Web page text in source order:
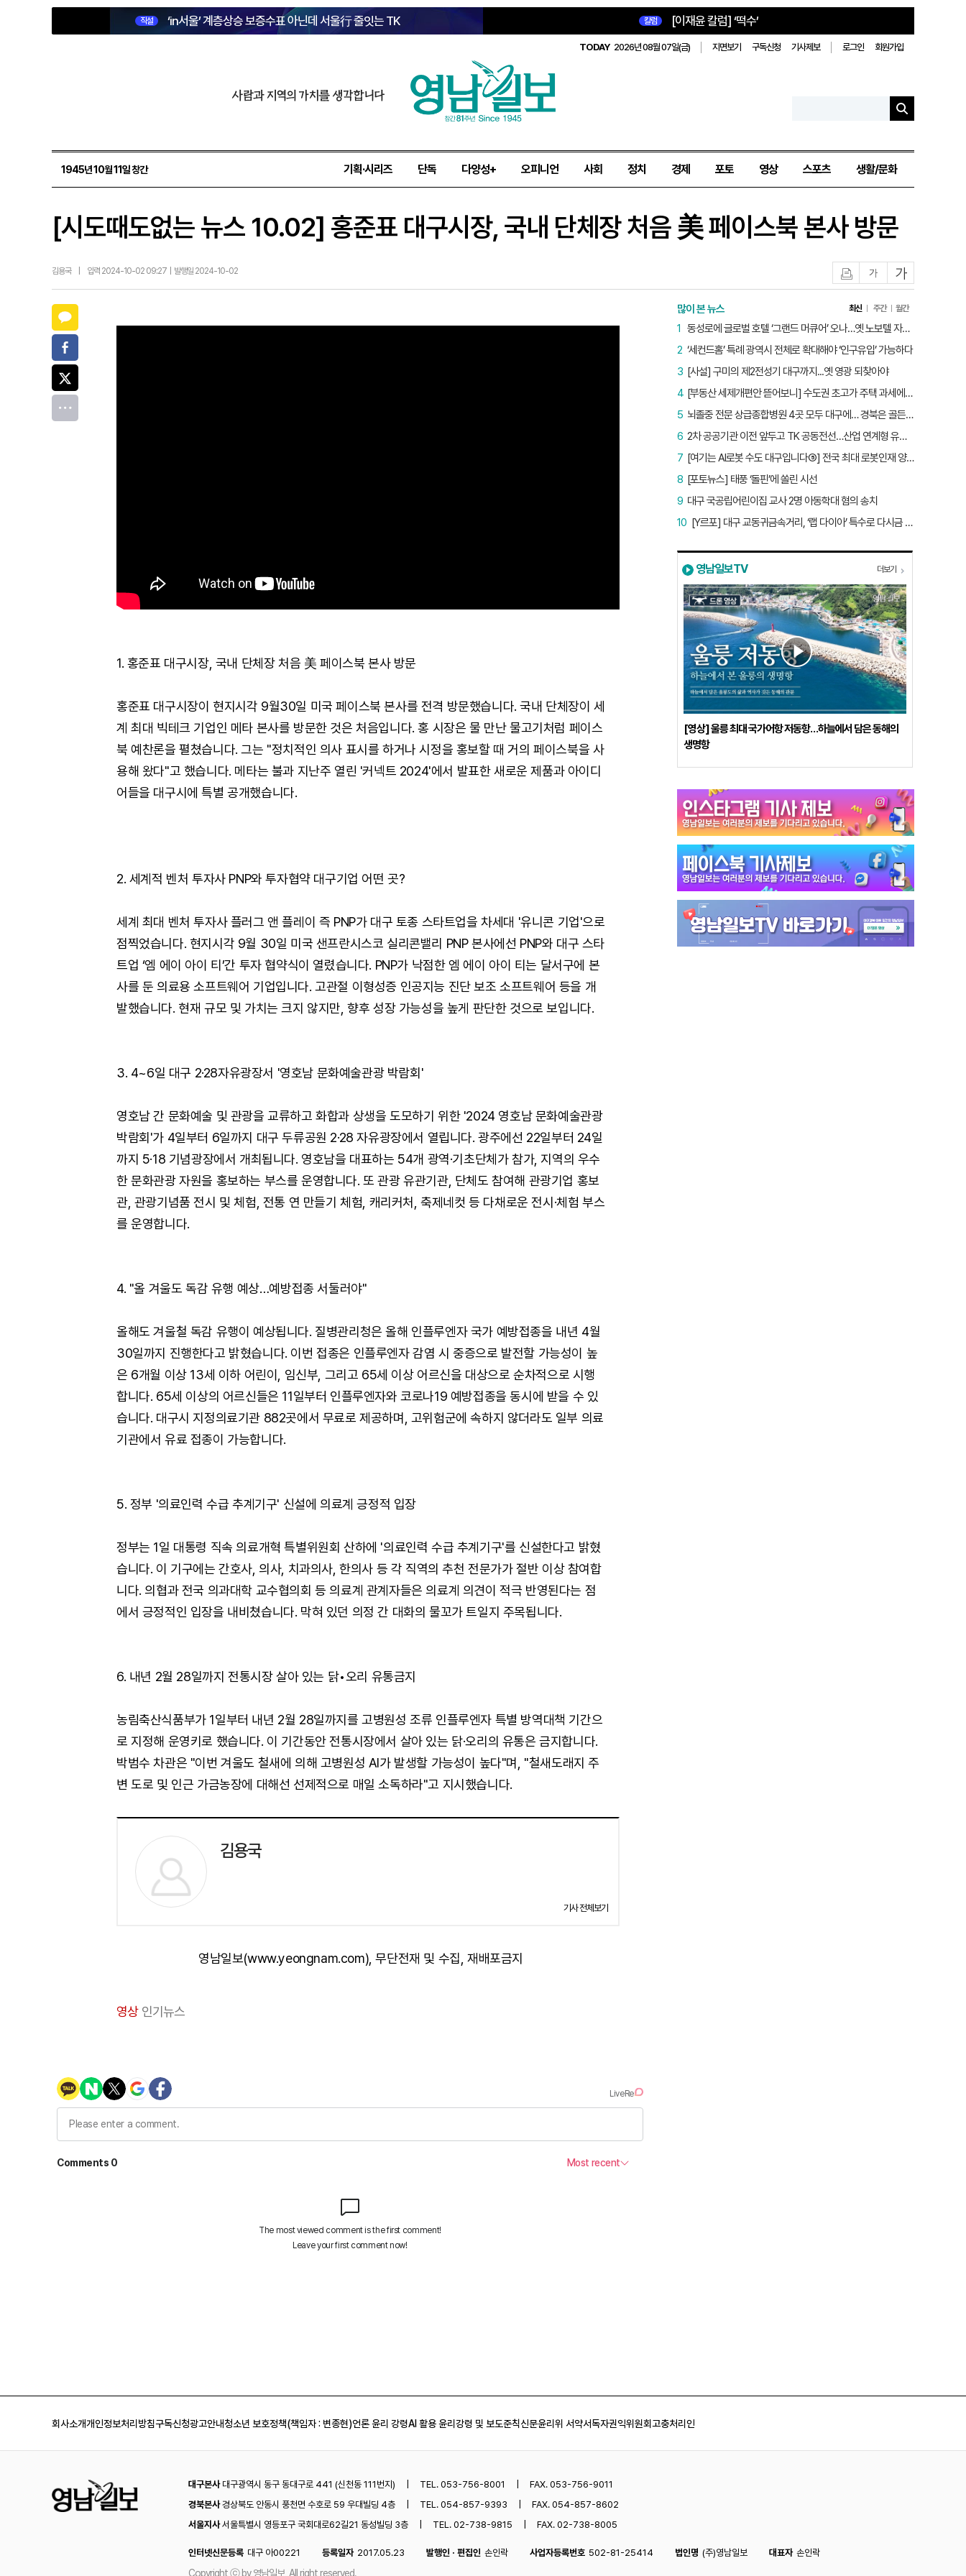
직설 ‘in서울’ 계층상승 보증수표 아닌데 서울行 줄잇는 TK 칼럼 [이재윤 칼럼] ‘떡수’
TODAY 2026년 08월 07일(금) 지면보기 구독신청 기사제보 로그인 회원가입
사람과 지역의 가치를 생각합니다
1945년 10월 11일 창간 기획·시리즈 단독 다양성+ 오피니언 사회 정치 경제 포토 영상 스포츠 생활/문화
[시도때도없는 뉴스 10.02] 홍준표 대구시장, 국내 단체장 처음 美 페이스북 본사 방문
김용국 입력 2024-10-02 09:27 | 발행일 2024-10-02 글자작게글자크게
1. 홍준표 대구시장, 국내 단체장 처음 美 페이스북 본사 방문
홍준표 대구시장이 현지시각 9월30일 미국 페이스북 본사를 전격 방문했습니다. 국내 단체장이 세
계 최대 빅테크 기업인 메타 본사를 방문한 것은 처음입니다. 홍 시장은 물 만난 물고기처럼 페이스
북 예찬론을 펼쳤습니다. 그는 "정치적인 의사 표시를 하거나 시정을 홍보할 때 거의 페이스북을 사
용해 왔다"고 했습니다. 메타는 불과 지난주 열린 '커넥트 2024'에서 발표한 새로운 제품과 아이디
어들을 대구시에 특별 공개했습니다.
2. 세계적 벤처 투자사 PNP와 투자협약 대구기업 어떤 곳?
세계 최대 벤처 투자사 플러그 앤 플레이 즉 PNP가 대구 토종 스타트업을 차세대 '유니콘 기업'으로
점찍었습니다. 현지시각 9월 30일 미국 샌프란시스코 실리콘밸리 PNP 본사에선 PNP와 대구 스타
트업 ‘엠 에이 아이 티’간 투자 협약식이 열렸습니다. PNP가 낙점한 엠 에이 아이 티는 달서구에 본
사를 둔 의료용 소프트웨어 기업입니다. 고관절 이형성증 인공지능 진단 보조 소프트웨어 등을 개
발했습니다. 현재 규모 및 가치는 크지 않지만, 향후 성장 가능성을 높게 판단한 것으로 보입니다.
3. 4~6일 대구 2·28자유광장서 '영호남 문화예술관광 박람회'
영호남 간 문화예술 및 관광을 교류하고 화합과 상생을 도모하기 위한 '2024 영호남 문화예술관광
박람회'가 4일부터 6일까지 대구 두류공원 2·28 자유광장에서 열립니다. 광주에선 22일부터 24일
까지 5·18 기념광장에서 개최됩니다. 영호남을 대표하는 54개 광역·기초단체가 참가, 지역의 우수
한 문화관광 자원을 홍보하는 부스를 운영합니다. 또 관광 유관기관, 단체도 참여해 관광기업 홍보
관, 관광기념품 전시 및 체험, 전통 연 만들기 체험, 캐리커처, 축제네컷 등 다채로운 전시·체험 부스
를 운영합니다.
4. "올 겨울도 독감 유행 예상…예방접종 서둘러야"
올해도 겨울철 독감 유행이 예상됩니다. 질병관리청은 올해 인플루엔자 국가 예방접종을 내년 4월
30일까지 진행한다고 밝혔습니다. 이번 접종은 인플루엔자 감염 시 중증으로 발전할 가능성이 높
은 6개월 이상 13세 이하 어린이, 임신부, 그리고 65세 이상 어르신을 대상으로 순차적으로 시행
합니다. 65세 이상의 어르신들은 11일부터 인플루엔자와 코로나19 예방접종을 동시에 받을 수 있
습니다. 대구시 지정의료기관 882곳에서 무료로 제공하며, 고위험군에 속하지 않더라도 일부 의료
기관에서 유료 접종이 가능합니다.
5. 정부 '의료인력 수급 추계기구' 신설에 의료계 긍정적 입장
정부는 1일 대통령 직속 의료개혁 특별위원회 산하에 '의료인력 수급 추계기구'를 신설한다고 밝혔
습니다. 이 기구에는 간호사, 의사, 치과의사, 한의사 등 각 직역의 추천 전문가가 절반 이상 참여합
니다. 의협과 전국 의과대학 교수협의회 등 의료계 관계자들은 의료계 의견이 적극 반영된다는 점
에서 긍정적인 입장을 내비쳤습니다. 막혀 있던 의정 간 대화의 물꼬가 트일지 주목됩니다.
6. 내년 2월 28일까지 전통시장 살아 있는 닭•오리 유통금지
농림축산식품부가 1일부터 내년 2월 28일까지를 고병원성 조류 인플루엔자 특별 방역대책 기간으
로 지정해 운영키로 했습니다. 이 기간동안 전통시장에서 살아 있는 닭·오리의 유통은 금지합니다.
박범수 차관은 "이번 겨울도 철새에 의해 고병원성 AI가 발생할 가능성이 높다"며, "철새도래지 주
변 도로 및 인근 가금농장에 대해선 선제적으로 매일 소독하라"고 지시했습니다.
김용국
기사 전체보기
영남일보(www.yeongnam.com), 무단전재 및 수집, 재배포금지
영상 인기뉴스
많이 본 뉴스 최신 주간 월간
동성로에 글로벌 호텔 ‘그랜드 머큐어’ 오나…옛 노보텔 자리 사무실 개설
1
‘세컨드홈’ 특례 광역시 전체로 확대해야 ‘인구유입’ 가능하다
2
[사설] 구미의 제2전성기 대구까지...옛 영광 되찾아야
3
[부동산 세제개편안 뜯어보니] 수도권 초고가 주택 과세에만 초점…침체된 지방 부동산 대책은 없다
4
뇌졸중 전문 상급종합병원 4곳 모두 대구에… 경북은 골든타임 사각지대
5
2차 공공기관 이전 앞두고 TK 공동전선…산업 연계형 유치 승부수
6
[여기는 AI로봇 수도 대구입니다⑤] 전국 최대 로봇인재 양성소…“대구산업 맞춤형 교육과정 만들자”
7
[포토뉴스] 태풍 ‘돌핀’에 쏠린 시선
8
대구 국공립어린이집 교사 2명 아동학대 혐의 송치
9
[Y르포] 대구 교동귀금속거리, ‘랩 다이아’ 특수로 다시금 활기…“반짝 인기 의존 않는 지속 가능 성장 동력 마련해야”
10
영남일보TV 더보기
[영상] 울릉 최대 국가어항 저동항…하늘에서 담은 동해의
생명항
회사소개개인정보처리방침구독신청광고안내청소년 보호정책(책임자 : 변종현)언론 윤리 강령AI 활용 윤리강령 및 보도준칙신문윤리위 서약서독자권익위원회고충처리인
대구본사대구광역시 동구 동대구로 441 (신천동 111번지) TEL. 053-756-8001
FAX. 053-756-9011
경북본사경상북도 안동시 풍천면 수호로 59 우대빌딩 4층 TEL. 054-857-9393
FAX. 054-857-8602
서울지사서울특별시 영등포구 국회대로62길21 동성빌딩 3층 TEL. 02-738-9815 FAX. 02-738-8005
인터넷신문등록 대구 아00221 등록일자 2017.05.23 발행인 · 편집인 손인락 사업자등록번호 502-81-25414 법인명 (주)영남일보 대표자 손인락
Copyright ⓒ by 영남일보, All right reserved.